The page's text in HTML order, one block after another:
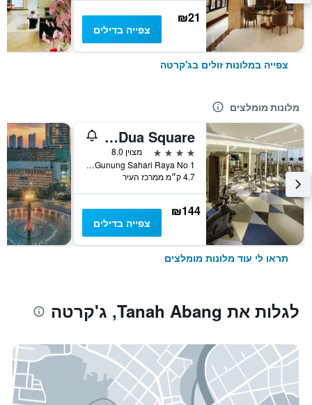
₪21
צפייה בדילים
צפייה במלונות זולים בג'קרטה
מלונות מומלצים
Novotel Jakarta Mangga Dua Square
4 כוכבים
מצוין 8.0
Jalan Gunung Sahari Raya No 1, ג'קרטה, אינדונזיה
4.7 ק״מ ממרכז העיר
₪144
צפייה בדילים
תראו לי עוד מלונות מומלצים
לגלות את Tanah Abang, ג'קרטה